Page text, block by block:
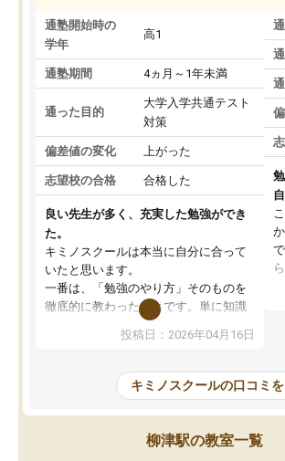
通塾開始時の
学年
高1
通塾期間 4ヵ月～1年未満
通った目的
大学入学共通テスト
対策
偏差値の変化 上がった
志望校の合格 合格した
良い先生が多く、充実した勉強ができ
た。
キミノスクールは本当に自分に合って
いたと思います。
一番は、「勉強のやり方」そのものを
徹底的に教わったことです。単に知識
を詰め込むのではなく、自学自習の習
慣が身につくよう並走してくれるの
はなくなりました。
講師の方との距離も近く、親身なコー
チングのおかげで、停滞期もモチベー
ションを維持できました。「やらされ
投稿日：2026年04月16日
キミノスクールの口コミ
柳津駅の教室一覧